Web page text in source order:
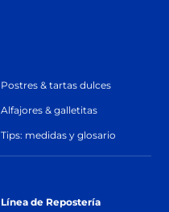
Postres & tartas dulces
Alfajores & galletitas
Tips: medidas y glosario
Línea de Repostería